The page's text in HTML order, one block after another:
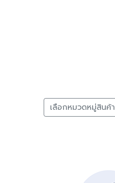
เลือกหมวดหมู่สินค้า